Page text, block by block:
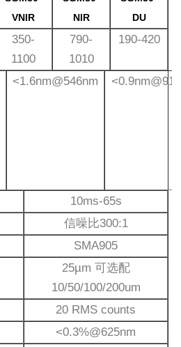
VNIR
NIR
DU
350-
1100
790-
1010
190-420
<1.6nm@546nm
10ms-65s
信噪比300:1
SMA905
25µm 可选配
10/50/100/200um
20 RMS counts
<0.3%@625nm